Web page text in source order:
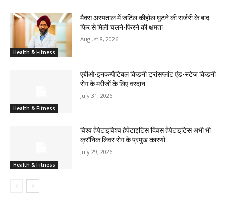
Health & Fitness
मैक्स अस्पताल में जटिल कीहोल घुटने की सर्जरी के बाद
फिर से मिली चलने-फिरने की क्षमता
August 8, 2026
Health & Fitness
एबीओ-इनकम्पैटिबल किडनी ट्रांसप्लांट एंड-स्टेज किडनी
रोग के मरीजों के लिए वरदान
July 31, 2026
Health & Fitness
विश्व हेपेटाइविश्व हेपेटाइटिस दिवस हेपेटाइटिस अभी भी
क्रॉनिक लिवर रोग के प्रमुख कारणों
July 29, 2026